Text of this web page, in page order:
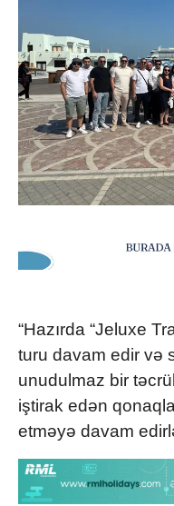
“Hazırda “Jeluxe
turu davam edir və
unudulmaz bir
iştirak edən
etməyə davam